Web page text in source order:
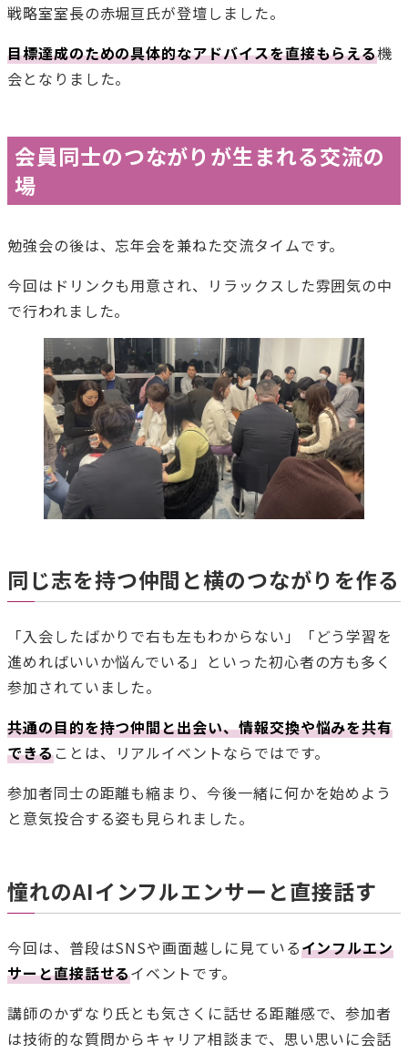
戦略室室長の赤堀亘氏が登壇しました。
目標達成のための具体的なアドバイスを直接もらえる機
会となりました。
会員同士のつながりが生まれる交流の
場
勉強会の後は、忘年会を兼ねた交流タイムです。
今回はドリンクも用意され、リラックスした雰囲気の中
で行われました。
同じ志を持つ仲間と横のつながりを作る
「入会したばかりで右も左もわからない」「どう学習を
進めればいいか悩んでいる」といった初心者の方も多く
参加されていました。
共通の目的を持つ仲間と出会い、情報交換や悩みを共有
できることは、リアルイベントならではです。
参加者同士の距離も縮まり、今後一緒に何かを始めよう
と意気投合する姿も見られました。
憧れのAIインフルエンサーと直接話す
今回は、普段はSNSや画面越しに見ているインフルエン
サーと直接話せるイベントです。
講師のかずなり氏とも気さくに話せる距離感で、参加者
は技術的な質問からキャリア相談まで、思い思いに会話